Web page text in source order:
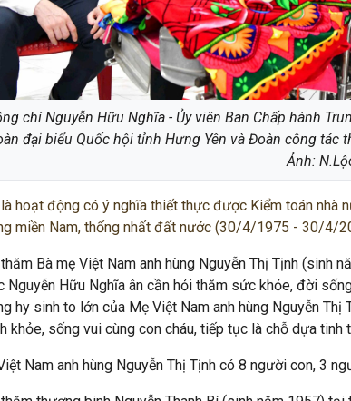
chí Nguyễn Hữu Nghĩa - Ủy viên Ban Chấp hành
đại biểu Quốc hội tỉnh Hưng Yên và Đoàn công tác
Ảnh:
hoạt động có ý nghĩa thiết thực được Kiểm toán nhà
miền Nam, thống nhất đất nước (30/4/1975 - 30/4/
Bà mẹ Việt Nam anh hùng Nguyễn Thị Tịnh (sinh
Nguyễn Hữu Nghĩa ân cần hỏi thăm sức khỏe, đời
hy sinh to lớn của Mẹ Việt Nam anh hùng Nguyễn
khỏe, sống vui cùng con cháu, tiếp tục là chỗ dựa tinh
Nam anh hùng Nguyễn Thị Tịnh có 8 người con, 3